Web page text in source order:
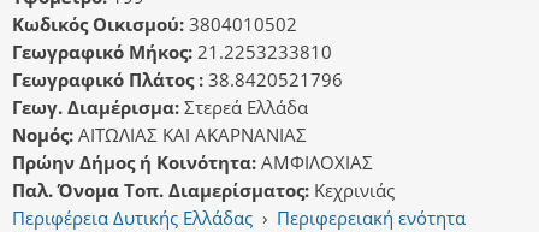
Κωδικός Οικισμού: 3804010502
Γεωγραφικό Μήκος: 21.2253233810
Γεωγραφικό Πλάτος : 38.8420521796
Γεωγ. Διαμέρισμα: Στερεά Ελλάδα
Νομός: ΑΙΤΩΛΙΑΣ ΚΑΙ ΑΚΑΡΝΑΝΙΑΣ
Πρώην Δήμος ή Κοινότητα: ΑΜΦΙΛΟΧΙΑΣ
Παλ. Όνομα Τοπ. Διαμερίσματος: Κεχρινιάς
Περιφέρεια Δυτικής Ελλάδας › Περιφερειακή ενότητα